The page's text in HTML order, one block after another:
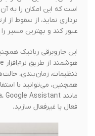
است که این امکان را به آن
برداری نماید، از سقوط از
عبور کند و بهترین مسیر را
این جاروبرقی رباتیک همچنین
تنظیمات، زمان‌بندی،
همچنین، می‌توانید با
فعال یا غیرفعال سازید.